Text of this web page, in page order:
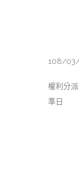
108/03/
權利分
準日